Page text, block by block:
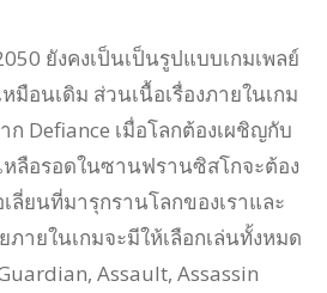
ยังคงเป็นเป็นรูปแบบเกมเพลย์
มือนเดิม ส่วนเนื้อเรื่องภายในเกม
Defiance เมื่อโลกต้องเผชิญกับ
หลือรอดในซานฟรานซิสโกจะต้อง
ลี่ยนที่มารุกรานโลกของเราและ
ายในเกมจะมีให้เลือกเล่นทั้งหมด
Assault, Assassin